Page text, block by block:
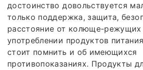
достоинство довольствуется
только поддержка, защита,
расстояние от колюще-
употреблении продуктов
стоит помнить и об имеющихся
противопоказаниях. Продукты